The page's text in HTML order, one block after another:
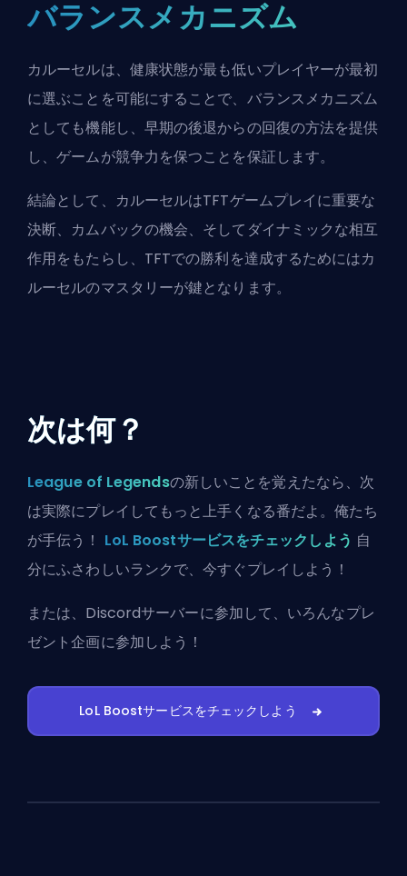
バランスメカニズム
カルーセルは、健康状態が最も低いプレイヤーが最初
に選ぶことを可能にすることで、バランスメカニズム
としても機能し、早期の後退からの回復の方法を提供
し、ゲームが競争力を保つことを保証します。
結論として、カルーセルはTFTゲームプレイに重要な
決断、カムバックの機会、そしてダイナミックな相互
作用をもたらし、TFTでの勝利を達成するためにはカ
ルーセルのマスタリーが鍵となります。
次は何？
League of Legendsの新しいことを覚えたなら、次
は実際にプレイしてもっと上手くなる番だよ。俺たち
が手伝う！ LoL Boostサービスをチェックしよう 自
分にふさわしいランクで、今すぐプレイしよう！
または、 Discordサーバーに参加して、いろんなプレ
ゼント企画に参加しよう！
LoL Boostサービスをチェックしよう